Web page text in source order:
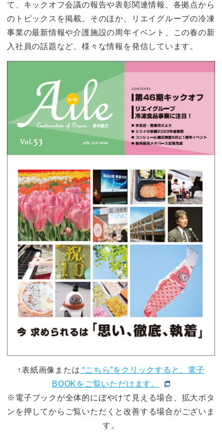
て、キックオフ会議の報告や表彰関連情報、各拠点から
のトピックスを掲載。そのほか、リエイグループの冷凍
事業の最新情報や介護施設の周年イベント、この春の新
入社員の話題など、様々な情報を発信しています。
↑表紙画像または “こちら”をクリックすると、電子
BOOKをご覧いただけます。
※電子ブックが全体的にぼやけて見える場合、拡大ボタ
ンを押してからご覧いただくと改善する場合がございま
す。